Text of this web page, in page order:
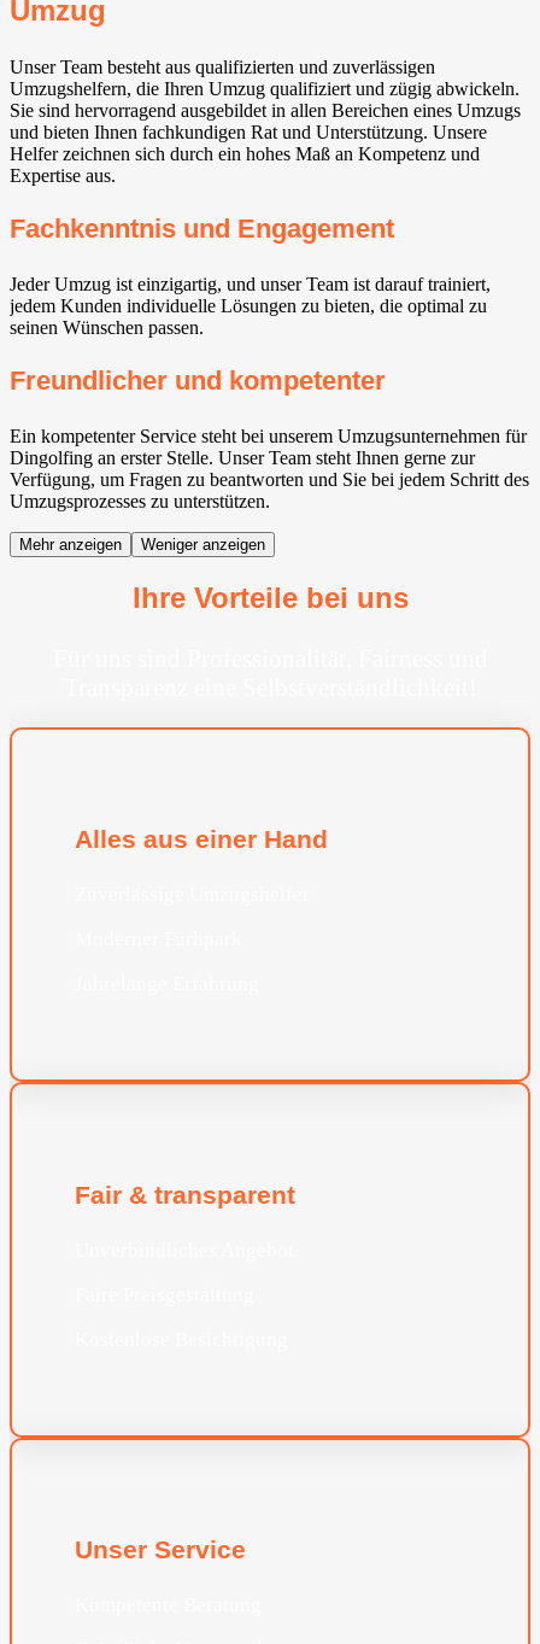
Umzug
Unser Team besteht aus qualifizierten und zuverlässigen
Umzugshelfern, die Ihren Umzug qualifiziert und zügig abwickeln.
Sie sind hervorragend ausgebildet in allen Bereichen eines Umzugs
und bieten Ihnen fachkundigen Rat und Unterstützung. Unsere
Helfer zeichnen sich durch ein hohes Maß an Kompetenz und
Expertise aus.
Fachkenntnis und Engagement
Jeder Umzug ist einzigartig, und unser Team ist darauf trainiert,
jedem Kunden individuelle Lösungen zu bieten, die optimal zu
seinen Wünschen passen.
Freundlicher und kompetenter
Ein kompetenter Service steht bei unserem Umzugsunternehmen für
Dingolfing an erster Stelle. Unser Team steht Ihnen gerne zur
Verfügung, um Fragen zu beantworten und Sie bei jedem Schritt des
Umzugsprozesses zu unterstützen.
Mehr anzeigen Weniger anzeigen
Ihre Vorteile bei uns
Alles aus einer Hand
Fair & transparent
Unser Service